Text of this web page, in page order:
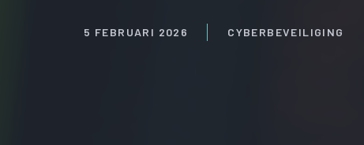
5 FEBRUARI 2026 CYBERBEVEILIGING